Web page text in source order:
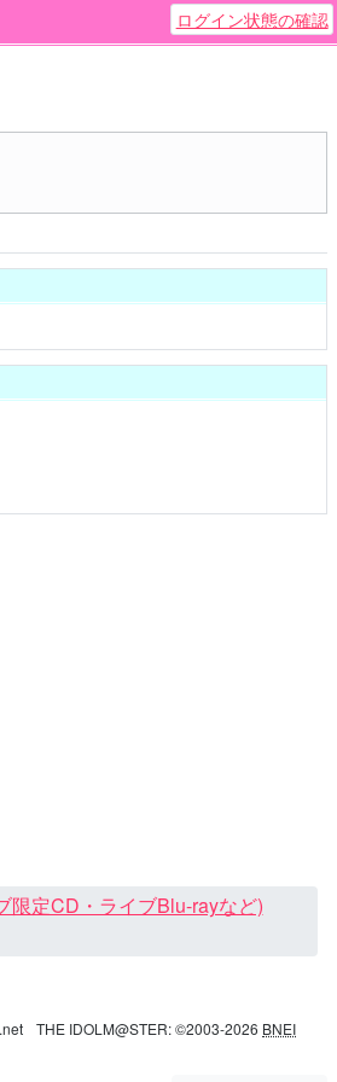
ログイン状態の確認
限定CD・ライブBlu-rayなど)
THE IDOLM@STER: ©2003-2026 BNEI